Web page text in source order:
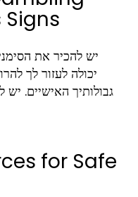
יש להכיר את
יכולה לעזור לך
גבולותיך האישיים.
for Safe